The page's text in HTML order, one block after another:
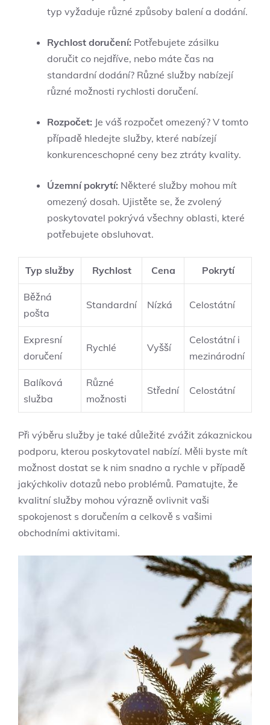
typ vyžaduje ⁢různé způsoby balení a dodání.
Rychlost doručení: Potřebujete zásilku
doručit co nejdříve, nebo máte čas⁣ na
standardní dodání? Různé služby ⁣nabízejí
různé možnosti rychlosti doručení.
Rozpočet: Je váš rozpočet⁤ omezený? V tomto
případě hledejte služby,⁢ které nabízejí
konkurenceschopné ceny bez ztráty‍ kvality.
Územní pokrytí: Některé⁢ služby mohou mít
omezený dosah. Ujistěte⁣ se, že zvolený
poskytovatel pokrývá všechny oblasti, které
potřebujete obsluhovat.
Typ služby Rychlost Cena Pokrytí
Běžná
pošta
Standardní Nízká Celostátní
Expresní
doručení
Rychlé Vyšší
Celostátní i
⁤mezinárodní
Balíková
služba
Různé
možnosti
Střední Celostátní
Při ⁤výběru služby je také⁣ důležité zvážit zákaznickou
podporu, kterou poskytovatel nabízí. Měli byste mít
možnost dostat se k nim snadno a rychle v případě
jakýchkoliv dotazů nebo problémů. Pamatujte, že⁣
kvalitní ⁤služby mohou výrazně ovlivnit‍ vaši
spokojenost s doručením a celkově s vašimi
obchodními aktivitami.